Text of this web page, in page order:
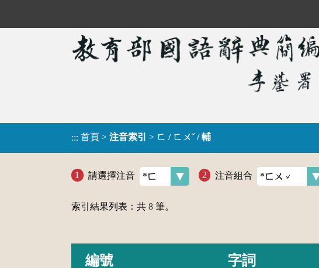
::: 首頁 > 注音索引 > ㄈ / ㄈㄨˇ / 輔
請選擇注音 注音組合
索引結果列表：共 8 筆。
編號 字詞